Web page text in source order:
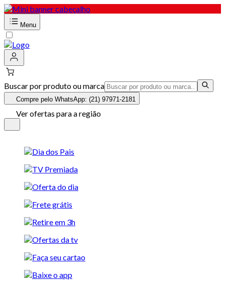
Menu
Buscar por produto ou marca
Compre pelo WhatsApp: (21) 97971-2181
Ver ofertas para a região